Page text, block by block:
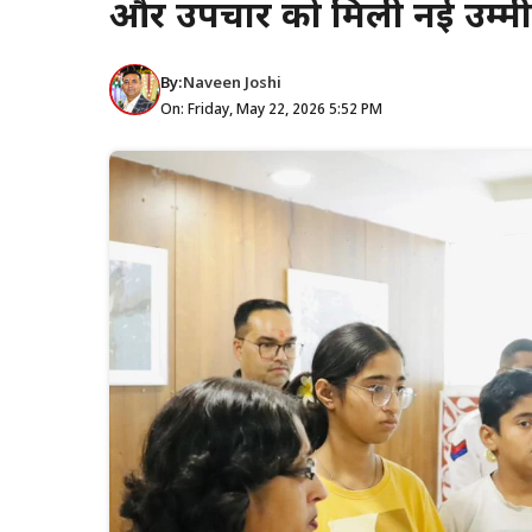
और उपचार को मिली नई
By:Naveen Joshi
On: Friday, May 22, 2026 5:52 PM